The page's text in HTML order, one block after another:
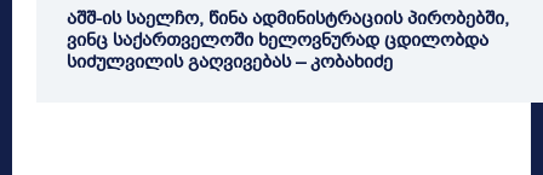
აშშ-ის საელჩო, წინა ადმინისტრაციის პირობებში,
ვინც საქართველოში ხელოვნურად ცდილობდა
სიძულვილის გაღვივებას – კობახიძე